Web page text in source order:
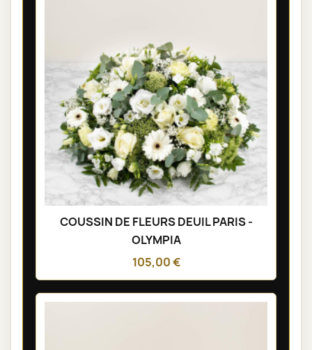
COUSSIN DE FLEURS DEUIL PARIS -
OLYMPIA
105,00 €